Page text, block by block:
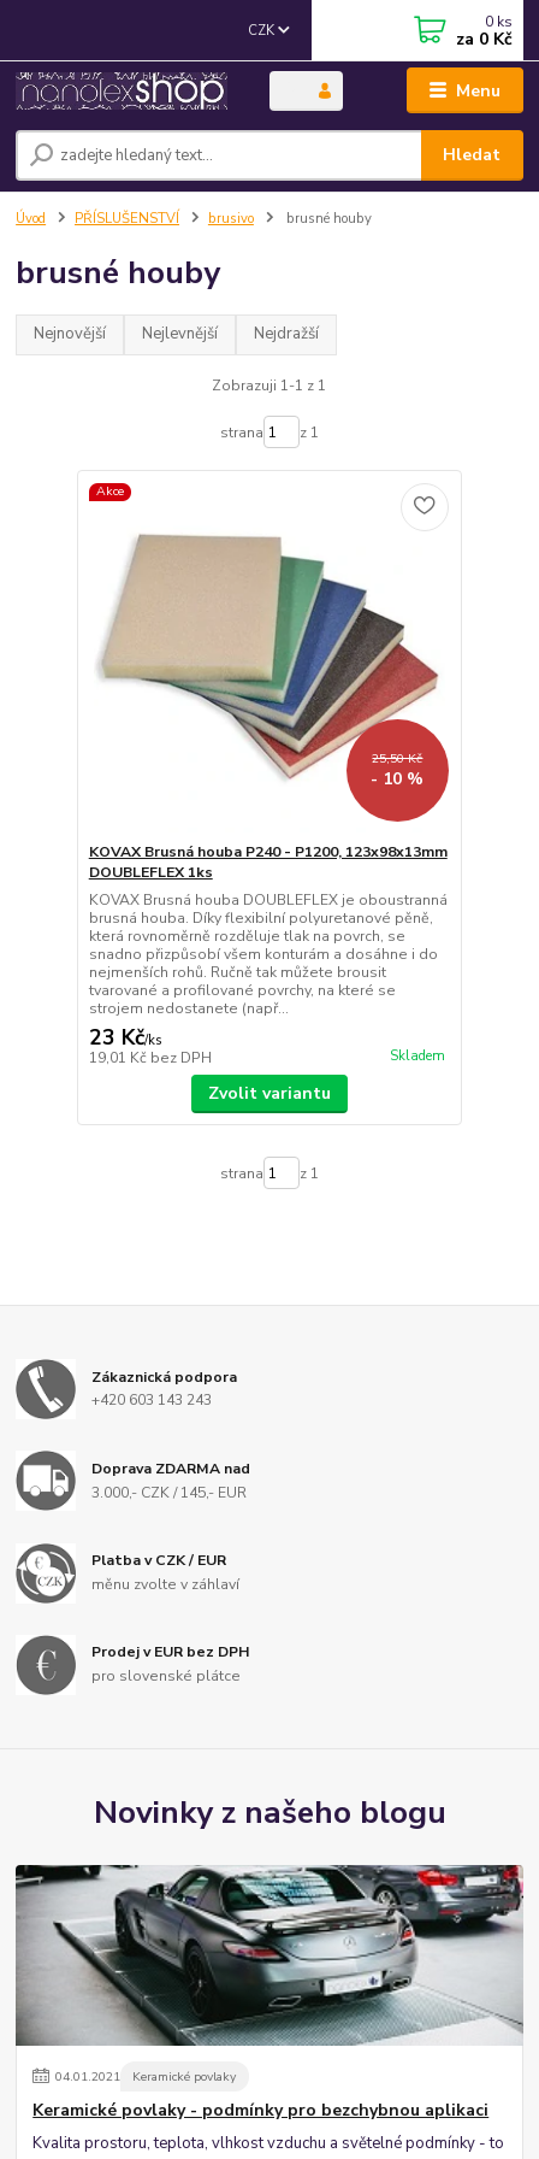
Menu
CZK
Hledat
0 ks
za 0 Kč
Úvod PŘÍSLUŠENSTVÍ brusivo brusné houby
brusné houby
Nejnovější Nejlevnější Nejdražší
Zobrazuji 1-1 z 1
strana z 1
Akce
25,50 Kč
- 10 %
KOVAX Brusná houba P240 - P1200, 123x98x13mm
DOUBLEFLEX 1ks
KOVAX Brusná houba DOUBLEFLEX je oboustranná
brusná houba. Díky flexibilní polyuretanové pěně,
která rovnoměrně rozděluje tlak na povrch, se
snadno přizpůsobí všem konturám a dosáhne i do
nejmenších rohů. Ručně tak můžete brousit
tvarované a profilované povrchy, na které se
strojem nedostanete (např...
23 Kč/ks
19,01 Kč bez DPH Skladem
Zvolit variantu
strana z 1
Zákaznická podpora
+420 603 143 243
Doprava ZDARMA nad
3.000,- CZK / 145,- EUR
Platba v CZK / EUR
měnu zvolte v záhlaví
Prodej v EUR bez DPH
pro slovenské plátce
Novinky z našeho blogu
04.01.2021 Keramické povlaky
Keramické povlaky - podmínky pro bezchybnou aplikaci
Kvalita prostoru, teplota, vlhkost vzduchu a světelné podmínky - to